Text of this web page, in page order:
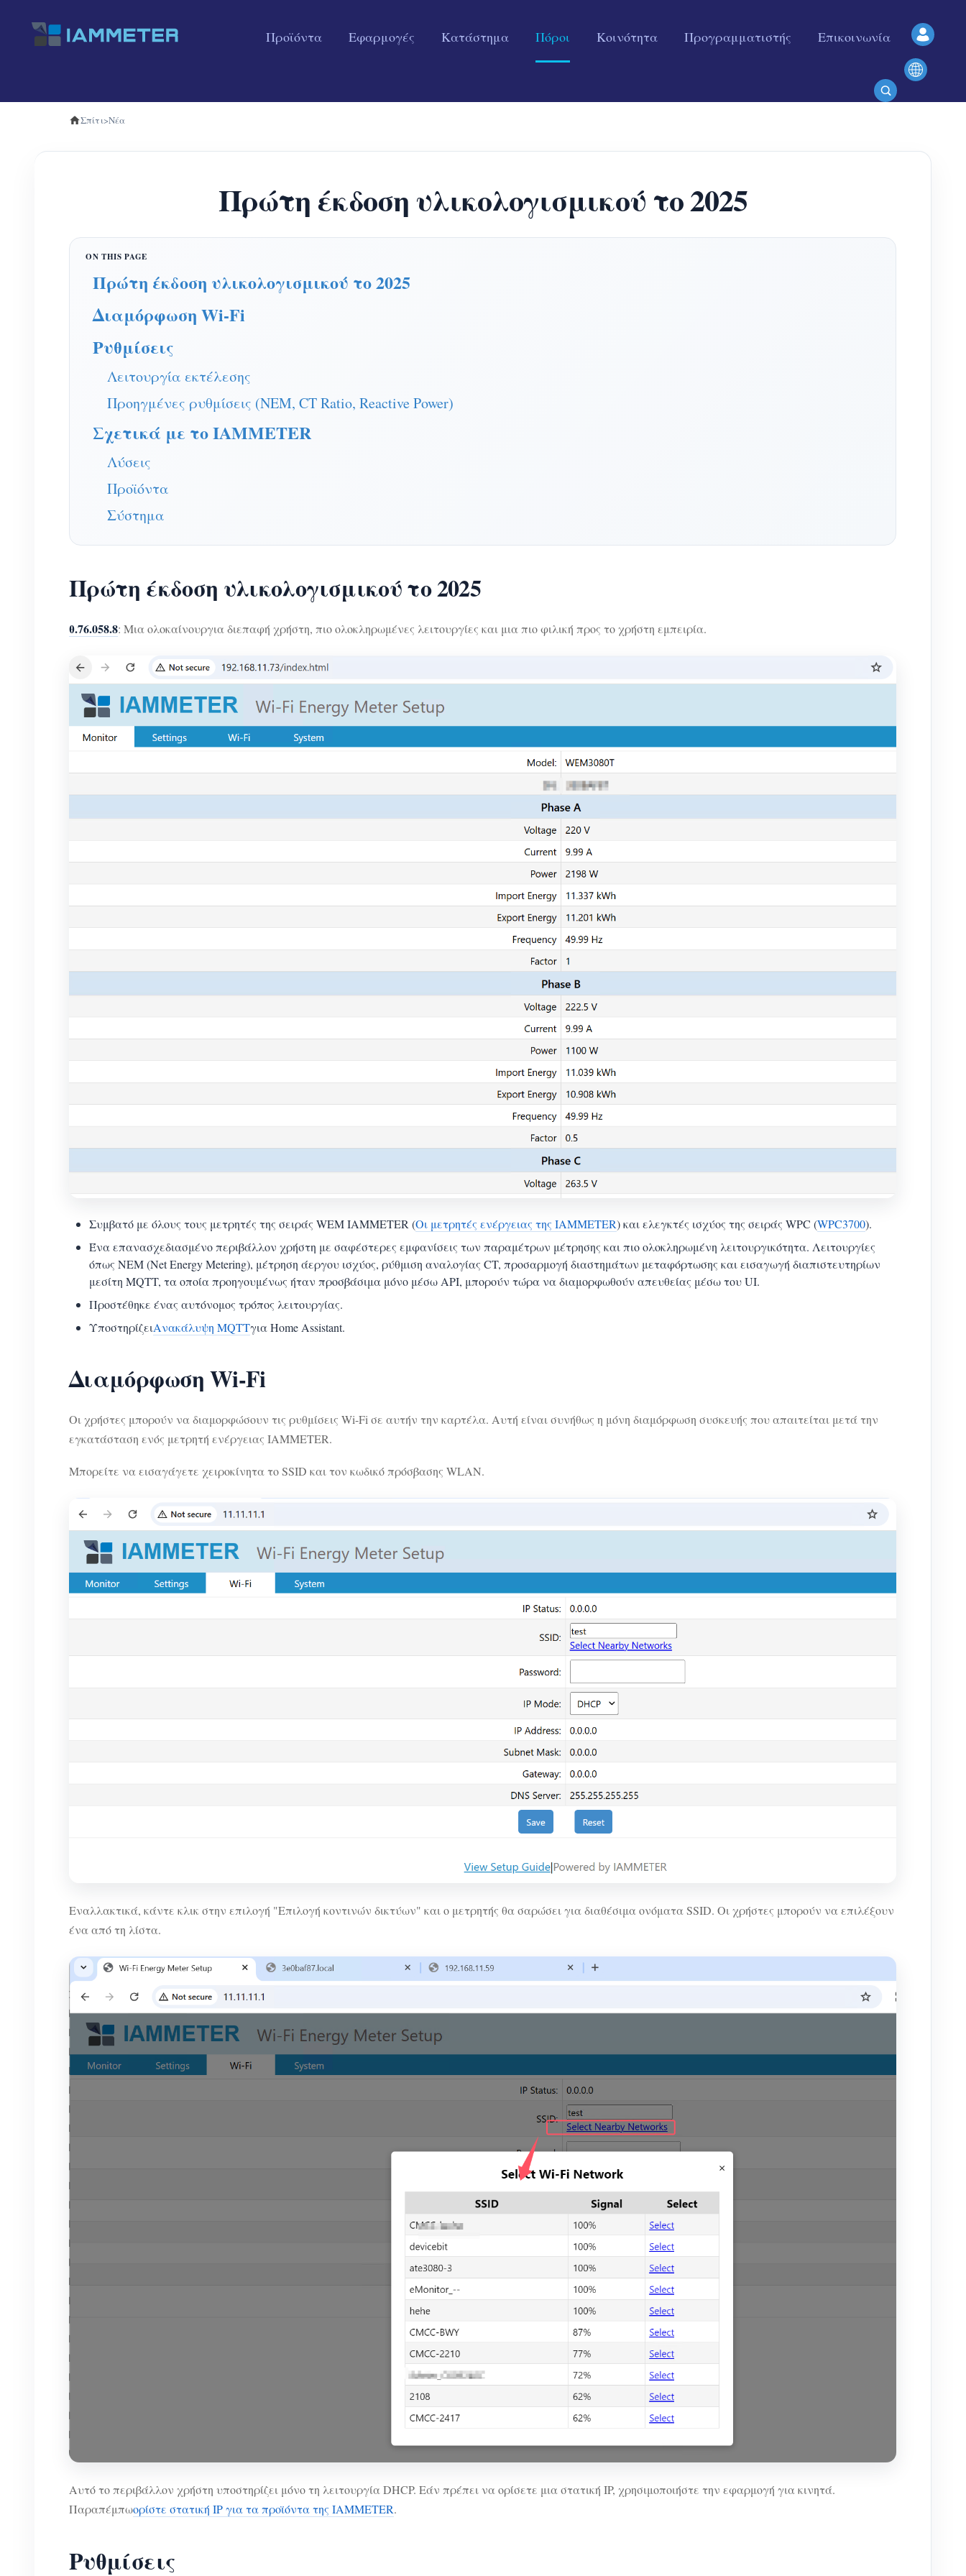
Προϊόντα Εφαρμογές Κατάστημα Πόροι Κοινότητα Προγραμματιστής Επικοινωνία
Σπίτι>Νέα
Πρώτη έκδοση υλικολογισμικού το 2025
Πρώτη έκδοση υλικολογισμικού το 2025
Διαμόρφωση Wi-Fi
Ρυθμίσεις
Λειτουργία εκτέλεσης
Προηγμένες ρυθμίσεις (NEM, CT Ratio, Reactive Power)
Σχετικά με το IAMMETER
Λύσεις
Προϊόντα
Σύστημα
Πρώτη έκδοση υλικολογισμικού το 2025
θ.76.058.8: Μια ολοκαίνουργια διεπαφή χρήστη, πιο ολοκληρωμένες λειτουργίες και μια πιο φιλική προς το χρήστη εμπειρία.
Συμβατό με όλους τους μετρητές της σειράς WEM IAMMETER (Οι μετρητές ενέργειας της IAMMETER) και ελεγκτές ισχύος της σειράς WPC (WPC3700).
Ένα επανασχεδιασμένο περιβάλλον χρήστη με σαφέστερες εμφανίσεις των παραμέτρων μέτρησης και πιο ολοκληρωμένη λειτουργικότητα. Λειτουργίες
όπως NEM (Net Energy Metering), μέτρηση άεργου ισχύος, ρύθμιση αναλογίας CT, προσαρμογή διαστημάτων μεταφόρτωσης και εισαγωγή διαπιστευτηρίων
μεσίτη MQTT, τα οποία προηγουμένως ήταν προσβάσιμα μόνο μέσω API, μπορούν τώρα να διαμορφωθούν απευθείας μέσω του UI.
Προστέθηκε ένας αυτόνομος τρόπος λειτουργίας.
ΥποστηρίζειΑνακάλυψη MQTTγια Home Assistant.
Διαμόρφωση Wi-Fi
Οι χρήστες μπορούν να διαμορφώσουν τις ρυθμίσεις Wi-Fi σε αυτήν την καρτέλα. Αυτή είναι συνήθως η μόνη διαμόρφωση συσκευής που απαιτείται μετά την
εγκατάσταση ενός μετρητή ενέργειας IAMMETER.
Μπορείτε να εισαγάγετε χειροκίνητα το SSID και τον κωδικό πρόσβασης WLAN.
Εναλλακτικά, κάντε κλικ στην επιλογή "Επιλογή κοντινών δικτύων" και ο μετρητής θα σαρώσει για διαθέσιμα ονόματα SSID. Οι χρήστες μπορούν να επιλέξουν
ένα από τη λίστα.
Αυτό το περιβάλλον χρήστη υποστηρίζει μόνο τη λειτουργία DHCP. Εάν πρέπει να ορίσετε μια στατική IP, χρησιμοποιήστε την εφαρμογή για κινητά.
Παραπέμπωορίστε στατική IP για τα προϊόντα της IAMMETER.
Ρυθμίσεις